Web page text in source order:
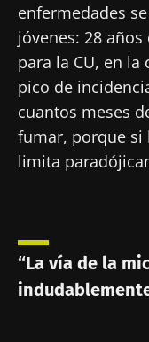
enfermedades
jóvenes: 28 años
para la CU, en la
pico de
cuantos meses
fumar, porque si
limita
“La vía de la